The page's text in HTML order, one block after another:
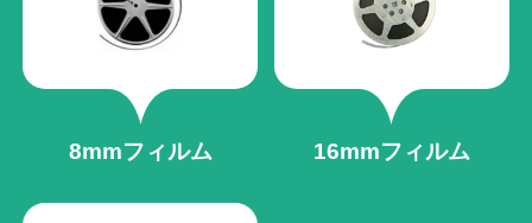
8mmフィルム 16mmフィルム